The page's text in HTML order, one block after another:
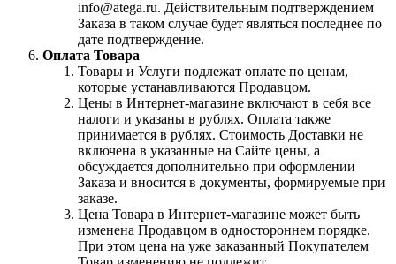
info@atega.ru. Действительным подтверждением
Заказа в таком случае будет являться последнее по
дате подтверждение.
Оплата Товара
Товары и Услуги подлежат оплате по ценам,
которые устанавливаются Продавцом.
Цены в Интернет-магазине включают в себя все
налоги и указаны в рублях. Оплата также
принимается в рублях. Стоимость Доставки не
включена в указанные на Сайте цены, а
обсуждается дополнительно при оформлении
Заказа и вносится в документы, формируемые при
заказе.
Цена Товара в Интернет-магазине может быть
изменена Продавцом в одностороннем порядке.
При этом цена на уже заказанный Покупателем